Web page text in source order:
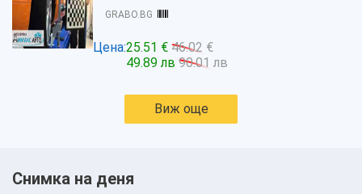
GRABO.BG
Цена:25.51 € 46.02 €
49.89 лв 90.01 лв
Виж още
Снимка на деня